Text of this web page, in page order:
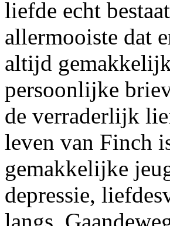
liefde echt
allermooiste dat
altijd
persoonlijke
de verraderlijk
leven van Finch
gemakkelijke
depressie,